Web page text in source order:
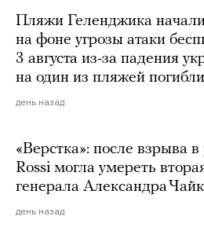
Пляжи Геленджика
на фоне угрозы атаки
3 августа из-за падения
на один из пляжей
день назад
«Верстка»: после взрыва
Rossi могла умереть
генерала Александра
день назад